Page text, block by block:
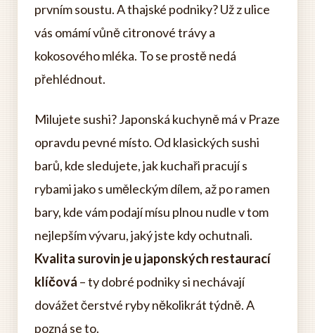
prvním soustu. A thajské podniky? Už z ulice
vás omámí vůně citronové trávy a
kokosového mléka. To se prostě nedá
přehlédnout.
Milujete sushi? Japonská kuchyně má v Praze
opravdu pevné místo. Od klasických sushi
barů, kde sledujete, jak kuchaři pracují s
rybami jako s uměleckým dílem, až po ramen
bary, kde vám podají mísu plnou nudle v tom
nejlepším vývaru, jaký jste kdy ochutnali.
Kvalita surovin je u japonských restaurací
klíčová – ty dobré podniky si nechávají
dovážet čerstvé ryby několikrát týdně. A
pozná se to.